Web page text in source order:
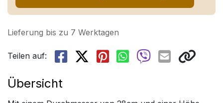
Lieferung bis zu 7 Werktagen
Teilen auf:
Übersicht